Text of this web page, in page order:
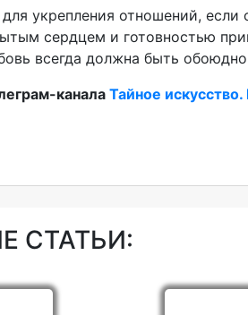
укрепления отношений, если
сердцем и готовностью
всегда должна быть
канала Тайное
СТАТЬИ: